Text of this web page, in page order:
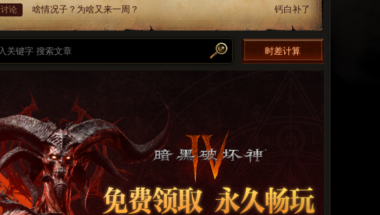
讨论 啥情况子？为啥又来一周？ 钙白补了
时差计算